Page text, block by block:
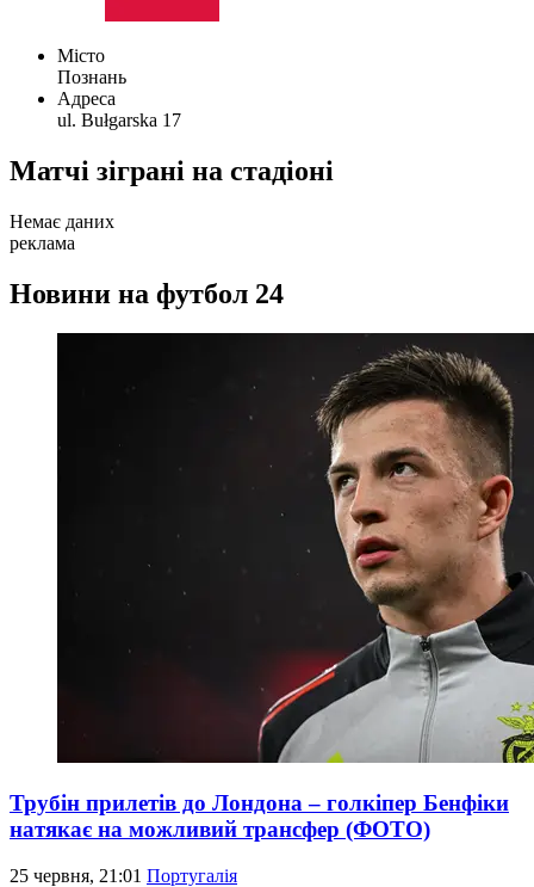
Місто
Познань
Адреса
ul. Bułgarska 17
Матчі зіграні на стадіоні
Немає даних
реклама
Новини на футбол 24
Трубін прилетів до Лондона – голкіпер Бенфіки
натякає на можливий трансфер (ФОТО)
25 червня, 21:01 Португалія